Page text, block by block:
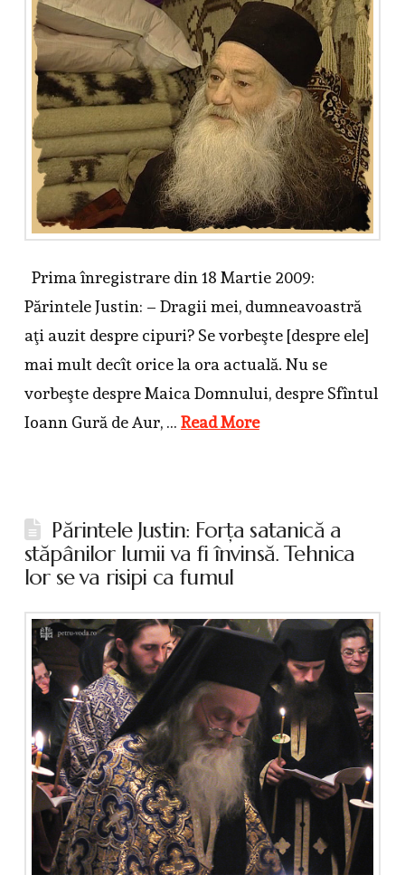
Prima înregistrare din 18 Martie 2009:
Părintele Justin: – Dragii mei, dumneavoastră
aţi auzit despre cipuri? Se vorbeşte [despre ele]
mai mult decît orice la ora actuală. Nu se
vorbeşte despre Maica Domnului, despre Sfîntul
Ioann Gură de Aur, … Read More
Părintele Justin: Forţa satanică a
stăpânilor lumii va fi învinsă. Tehnica
lor se va risipi ca fumul